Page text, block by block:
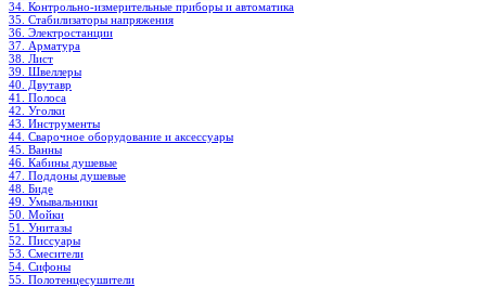
34. Контрольно-измерительные приборы и автоматика
35. Стабилизаторы напряжения
36. Электростанции
37. Арматура
38. Лист
39. Швеллеры
40. Двутавр
41. Полоса
42. Уголки
43. Инструменты
44. Сварочное оборудование и аксессуары
45. Ванны
46. Кабины душевые
47. Поддоны душевые
48. Биде
49. Умывальники
50. Мойки
51. Унитазы
52. Писсуары
53. Смесители
54. Сифоны
55. Полотенцесушители